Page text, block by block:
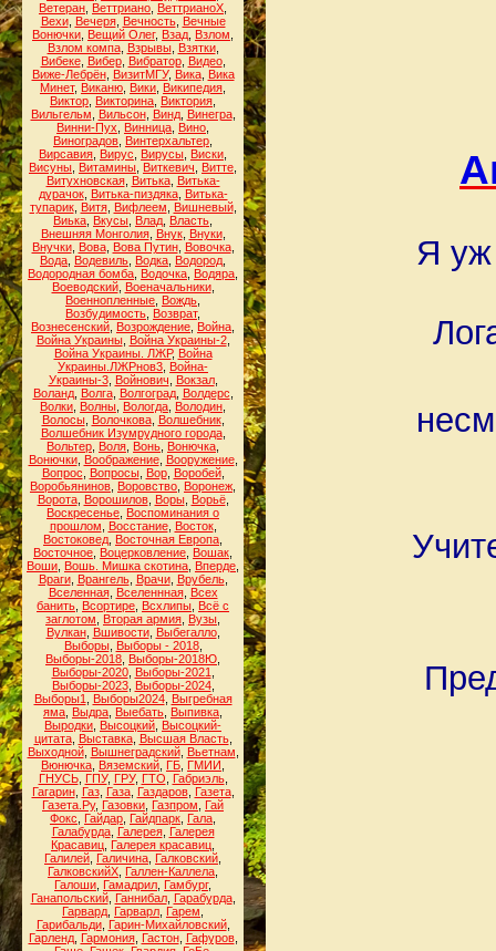
Ветеран Веттриано ВеттрианоХ
Вехи, Вечеря, Вечность, Вечные
Вонючки Вещий Олег, Взад Взлом
Взлом компа, Взрывы, Взятки,
Вибеке, Вибер, Вибратор, Видео,
Виже-Лебрён, ВизитМГУ, Вика, Вика
Минет, Виканю Вики Википедия
Виктор Викторина Виктория
Вильгельм
Вильсон, Винд, Винегра,
Винни-Пух
Винница Вино
Виноградов Винтерхальтер
Вирсавия Вирус Вирусы Виски
Висуны Витамины Виткевич Витте
Витухновская, Витька, Витька-
дурачок, Витька-пиздяка, Витька-
тупарик, Витя, Вифлеем Вишневый,
Виька Вкусы Влад Власть
Внешняя Монголия, Внук, Внуки,
Внучки, Вова, Вова Путин, Вовочка,
Вода Водевиль Водка Водород
Водородная бомба Водочка Водяра
Воеводский, Военачальники,
Военнопленные Вождь
Возбудимость Возврат,
Вознесенский Возрождение Война
Война Украины, Война Украины-2,
Война Украины. ЛЖР, Война
Украины.ЛЖРнов3 Война-
Украины-3, Войнович Вокзал,
Воланд, Волга, Волгоград, Волдерс
Волки Волны Вологда Володин
Волосы, Волочкова, Волшебник,
Волшебник Изумрудного города,
Вольтер Воля Вонь Вонючка
Вонючки, Воображение, Вооружение,
Вопрос
Вопросы, Вор, Воробей,
Воробьянинов Воровство Воронеж
Ворота, Ворошилов, Воры, Ворьё,
Воскресенье Воспоминания о
прошлом
Восстание, Восток,
Востоковед Восточная Европа
Восточное Воцерковление Вошак
Воши Вошь. Мишка скотина Вперде
Враги, Врангель, Врачи, Врубель,
Вселенная, Вселеннная, Всех
банить Всортире Всхлипы Всё с
заглотом
Вторая армия Вузы
Вулкан, Вшивости, Выбегалло,
Выборы, Выборы - 2018,
Выборы-2018 Выборы-2018Ю
Выборы-2020, Выборы-2021
Выборы-2023, Выборы-2024,
Выборы1
Выборы2024, Выгребная
яма Выдра Выебать Выпивка
Выродки Высоцкий Высоцкий-
цитата, Выставка, Высшая Власть,
Выходной, Вышнеградский, Вьетнам
Вюнючка Вяземский ГБ ГМИИ
ГНУСЬ, ГПУ, ГРУ, ГТО Габриэль,
Гагарин, Газ, Газа, Газдаров, Газета,
Газета.Ру, Газовки Газпром
Гай
Фокс
Гайдар Гайдпарк Гала
Галабурда, Галерея, Галерея
Красавиц Галерея красавиц
Галилей Галичина Галковский
ГалковскийХ Галлен-Каллела
Галоши Гамадрил Гамбург,
Ганапольский, Ганнибал, Гарабурда,
Гарвард Гарварл Гарем
Гарибальди, Гарин-Михайловский,
Гарленд, Гармония, Гастон, Гафуров,
Я уж